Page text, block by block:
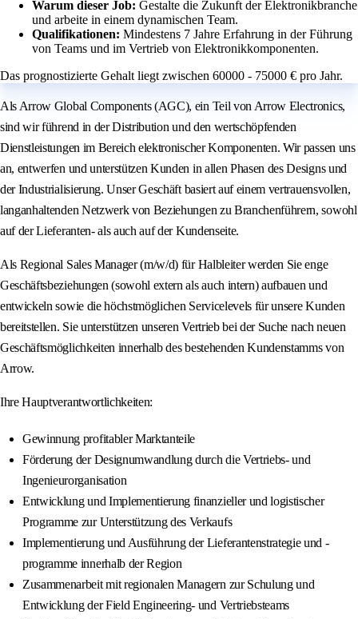
Warum dieser Job: Gestalte die Zukunft der Elektronikbranche
und arbeite in einem dynamischen Team.
Qualifikationen: Mindestens 7 Jahre Erfahrung in der Führung
von Teams und im Vertrieb von Elektronikkomponenten.
Das prognostizierte Gehalt liegt zwischen 60000 - 75000 € pro Jahr.
Als Arrow Global Components (AGC), ein Teil von Arrow Electronics,
sind wir führend in der Distribution und den wertschöpfenden
Dienstleistungen im Bereich elektronischer Komponenten. Wir passen uns
an, entwerfen und unterstützen Kunden in allen Phasen des Designs und
der Industrialisierung. Unser Geschäft basiert auf einem vertrauensvollen,
langanhaltenden Netzwerk von Beziehungen zu Branchenführern, sowohl
auf der Lieferanten- als auch auf der Kundenseite.
Als Regional Sales Manager (m/w/d) für Halbleiter werden Sie enge
Geschäftsbeziehungen (sowohl extern als auch intern) aufbauen und
entwickeln sowie die höchstmöglichen Servicelevels für unsere Kunden
bereitstellen. Sie unterstützen unseren Vertrieb bei der Suche nach neuen
Geschäftsmöglichkeiten innerhalb des bestehenden Kundenstamms von
Arrow.
Ihre Hauptverantwortlichkeiten:
Gewinnung profitabler Marktanteile
Förderung der Designumwandlung durch die Vertriebs- und
Ingenieurorganisation
Entwicklung und Implementierung finanzieller und logistischer
Programme zur Unterstützung des Verkaufs
Implementierung und Ausführung der Lieferantenstrategie und -
programme innerhalb der Region
Zusammenarbeit mit regionalen Managern zur Schulung und
Entwicklung der Field Engineering- und Vertriebsteams